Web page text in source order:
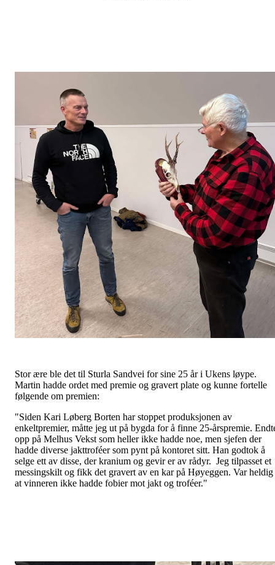
Stor ære ble det til Sturla Sandvei for sine 25 år i Ukens løype.
Martin hadde ordet med premie og gravert plate og kunne fortelle
følgende om premien:
"Siden Kari Løberg Borten har stoppet produksjonen av
enkeltpremier, måtte jeg ut på bygda for å finne 25-årspremie.
opp på Melhus Vekst som heller ikke hadde noe, men sjefen der
hadde diverse jakttroféer som pynt på kontoret sitt. Han godtok å
selge ett av disse, der kranium og gevir er av rådyr. Jeg tilpasset et
messingskilt og fikk det gravert av en kar på Høyeggen. Var heldig
at vinneren ikke hadde fobier mot jakt og troféer."